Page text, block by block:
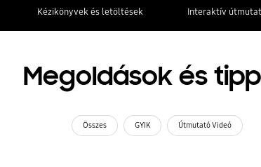
Kézikönyvek és letöltések Interaktív
Megoldások és
Összes GYIK Útmutató Videó